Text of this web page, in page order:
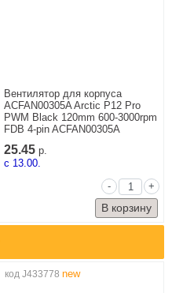
Вентилятор для корпуса
ACFAN00305A Arctic P12 Pro
PWM Black 120mm 600-3000rpm
FDB 4-pin ACFAN00305A
25.45 р.
c 13.00.
-
+
код J433778 new